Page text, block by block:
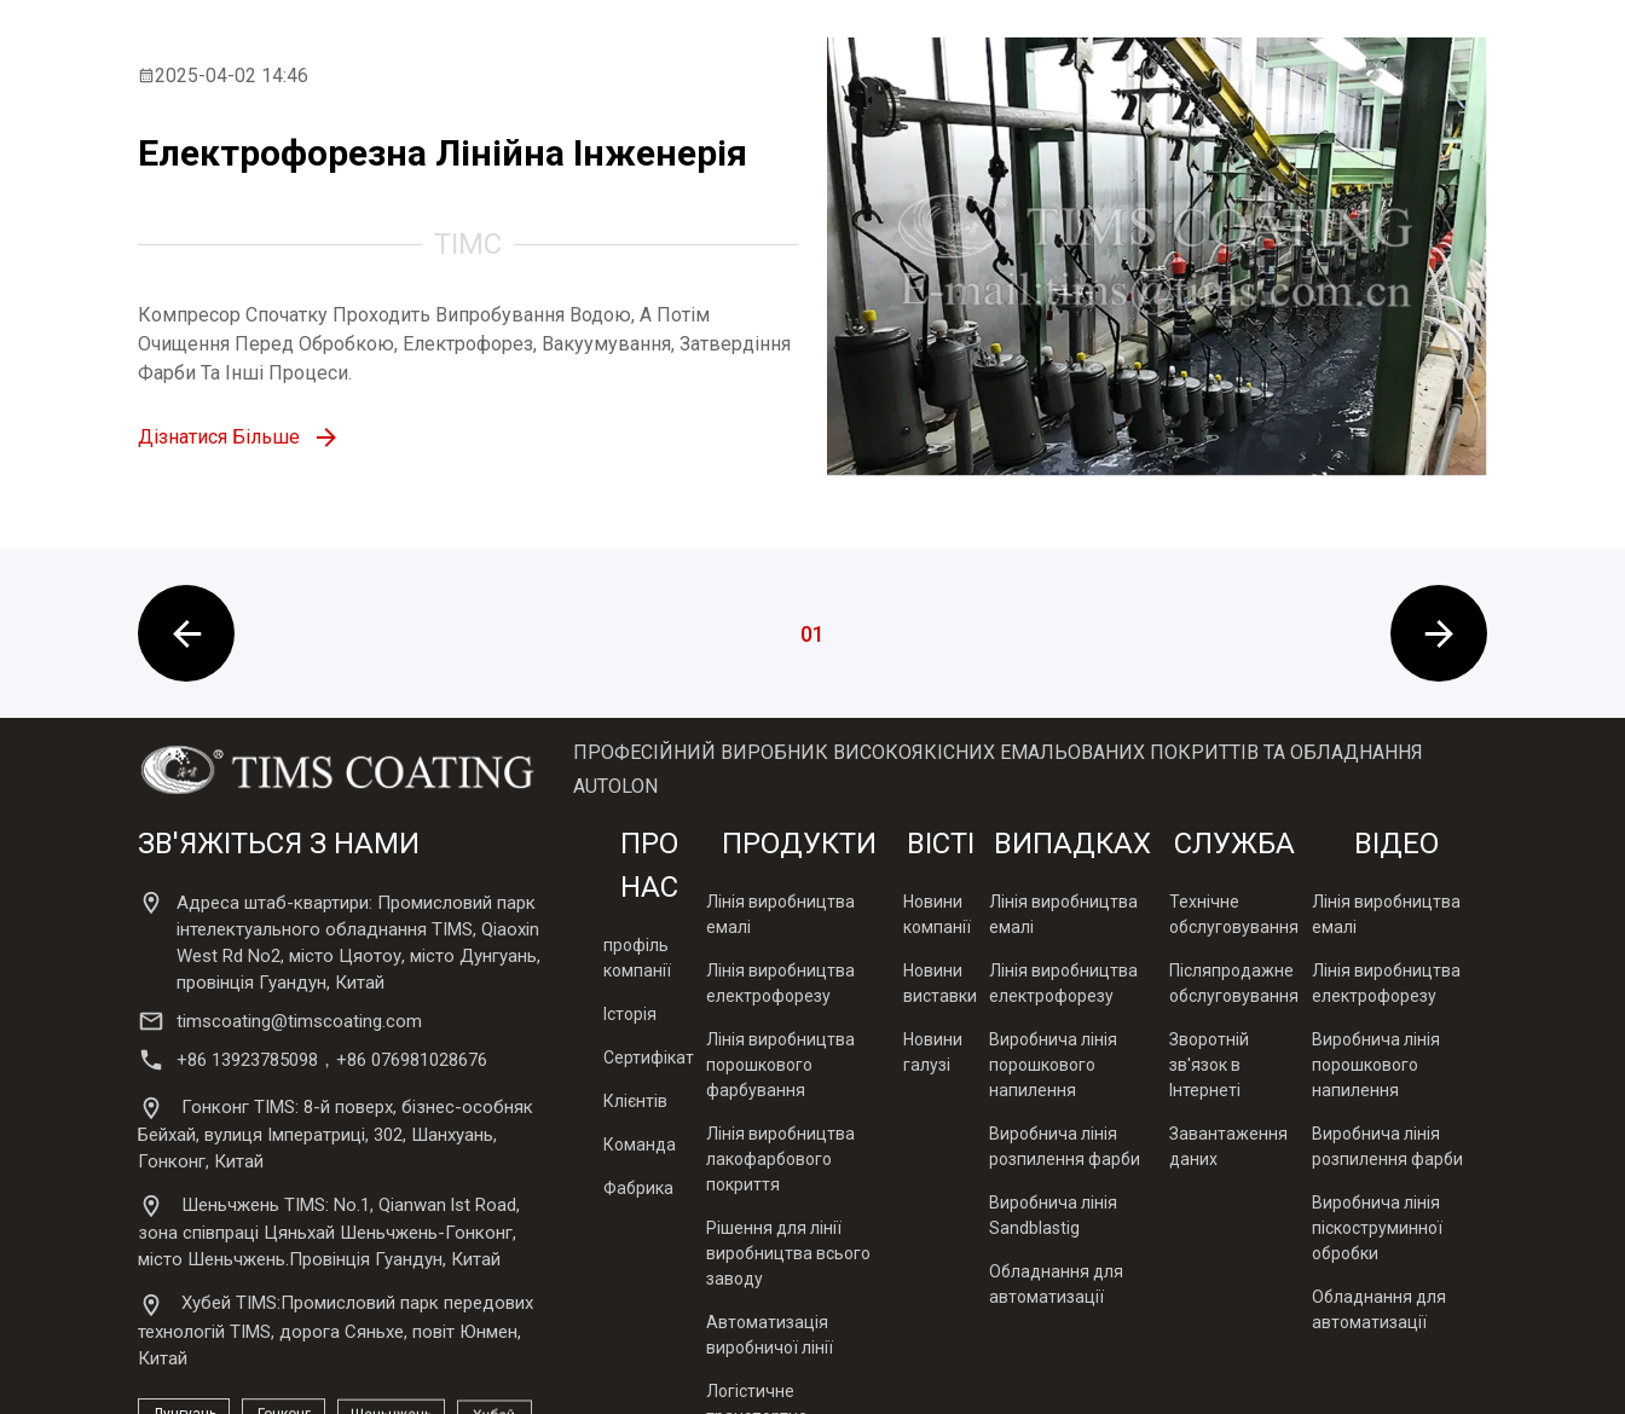
2025-04-02 14:46
Електрофорезна Лінійна Інженерія
ТІМС
Компресор Спочатку Проходить Випробування Водою, А Потім
Очищення Перед Обробкою, Електрофорез, Вакуумування, Затвердіння
Фарби Та Інші Процеси.
Дізнатися Більше
01
ПРОФЕСІЙНИЙ ВИРОБНИК ВИСОКОЯКІСНИХ ЕМАЛЬОВАНИХ ПОКРИТТІВ ТА ОБЛАДНАННЯ
AUTOLON
ЗВ'ЯЖІТЬСЯ З НАМИ
Адреса штаб-квартири: Промисловий парк
інтелектуального обладнання TIMS, Qiaoxin
West Rd No2, місто Цяотоу, місто Дунгуань,
провінція Гуандун, Китай
timscoating@timscoating.com
+86 13923785098，+86 076981028676
Гонконг TIMS: 8-й поверх, бізнес-особняк
Бейхай, вулиця Імператриці, 302, Шанхуань,
Гонконг, Китай
Шеньчжень TIMS: No.1, Qianwan lst Road,
зона співпраці Цяньхай Шеньчжень-Гонконг,
місто Шеньчжень.Провінція Гуандун, Китай
Хубей TIMS:Промисловий парк передових
технологій TIMS, дорога Сяньхе, повіт Юнмен,
Китай
ПРО
НАС
профіль
компанії
Історія
Сертифікат
Клієнтів
Команда
Фабрика
ПРОДУКТИ
Лінія виробництва
емалі
Лінія виробництва
електрофорезу
Лінія виробництва
порошкового
фарбування
Лінія виробництва
лакофарбового
покриття
Рішення для лінії
виробництва всього
заводу
Автоматизація
виробничої лінії
Логістичне
ВІСТІ
Новини
компанії
Новини
виставки
Новини
галузі
ВИПАДКАХ
Лінія виробництва
емалі
Лінія виробництва
електрофорезу
Виробнича лінія
порошкового
напилення
Виробнича лінія
розпилення фарби
Виробнича лінія
Sandblastig
Обладнання для
автоматизації
СЛУЖБА
Технічне
обслуговування
Післяпродажне
обслуговування
Зворотній
зв'язок в
Інтернеті
Завантаження
даних
ВІДЕО
Лінія виробництва
емалі
Лінія виробництва
електрофорезу
Виробнича лінія
порошкового
напилення
Виробнича лінія
розпилення фарби
Виробнича лінія
піскоструминної
обробки
Обладнання для
автоматизації